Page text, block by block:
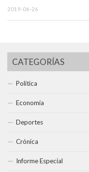
2019-06-26
CATEGORÍAS
Política
Economía
Deportes
Crónica
Informe Especial